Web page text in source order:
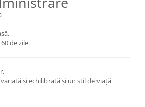
de zile.
și echilibrată și un stil de viață